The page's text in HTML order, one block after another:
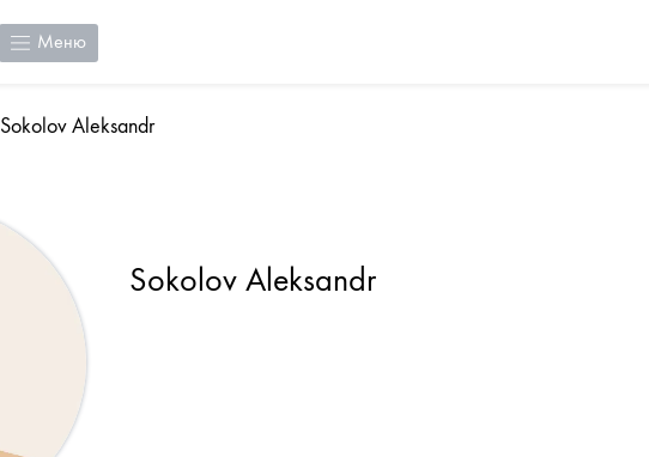
Меню
Sokolov Aleksandr
Sokolov Aleksandr